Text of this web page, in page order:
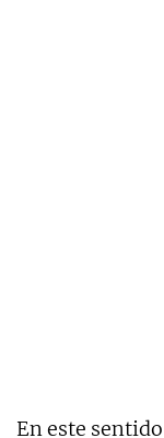
En este